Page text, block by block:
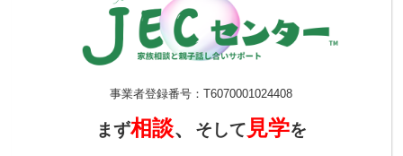
事業者登録番号：T6070001024408
まず相談、 そして見学を